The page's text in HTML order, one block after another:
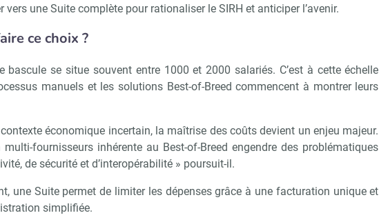
vers une Suite complète pour rationaliser le SIRH et anticiper l’avenir.
ce choix ?
bascule se situe souvent entre 1000 et 2000 salariés. C’est à cette échelle
manuels et les solutions Best-of-Breed commencent à montrer leurs
économique incertain, la maîtrise des coûts devient un enjeu majeur.
multi-fournisseurs inhérente au Best-of-Breed engendre des problématiques
de sécurité et d’interopérabilité » poursuit-il.
une Suite permet de limiter les dépenses grâce à une facturation unique et
simplifiée.